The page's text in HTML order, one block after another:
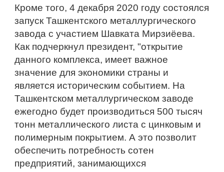
Кроме того, 4 декабря 2020 году состоялся
запуск Ташкентского металлургического
завода с участием Шавката Мирзиёева.
Как подчеркнул президент, "открытие
данного комплекса, имеет важное
значение для экономики страны и
является историческим событием. На
Ташкентском металлургическом заводе
ежегодно будет производиться 500 тысяч
тонн металлического листа c цинковым и
полимерным покрытием. А это позволит
обеспечить потребность сотен
предприятий, занимающихся